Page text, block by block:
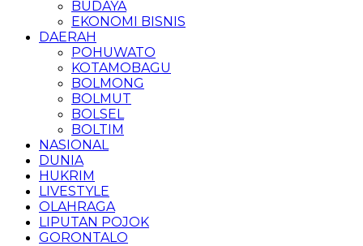
BUDAYA
EKONOMI BISNIS
DAERAH
POHUWATO
KOTAMOBAGU
BOLMONG
BOLMUT
BOLSEL
BOLTIM
NASIONAL
DUNIA
HUKRIM
LIVESTYLE
OLAHRAGA
LIPUTAN POJOK
GORONTALO